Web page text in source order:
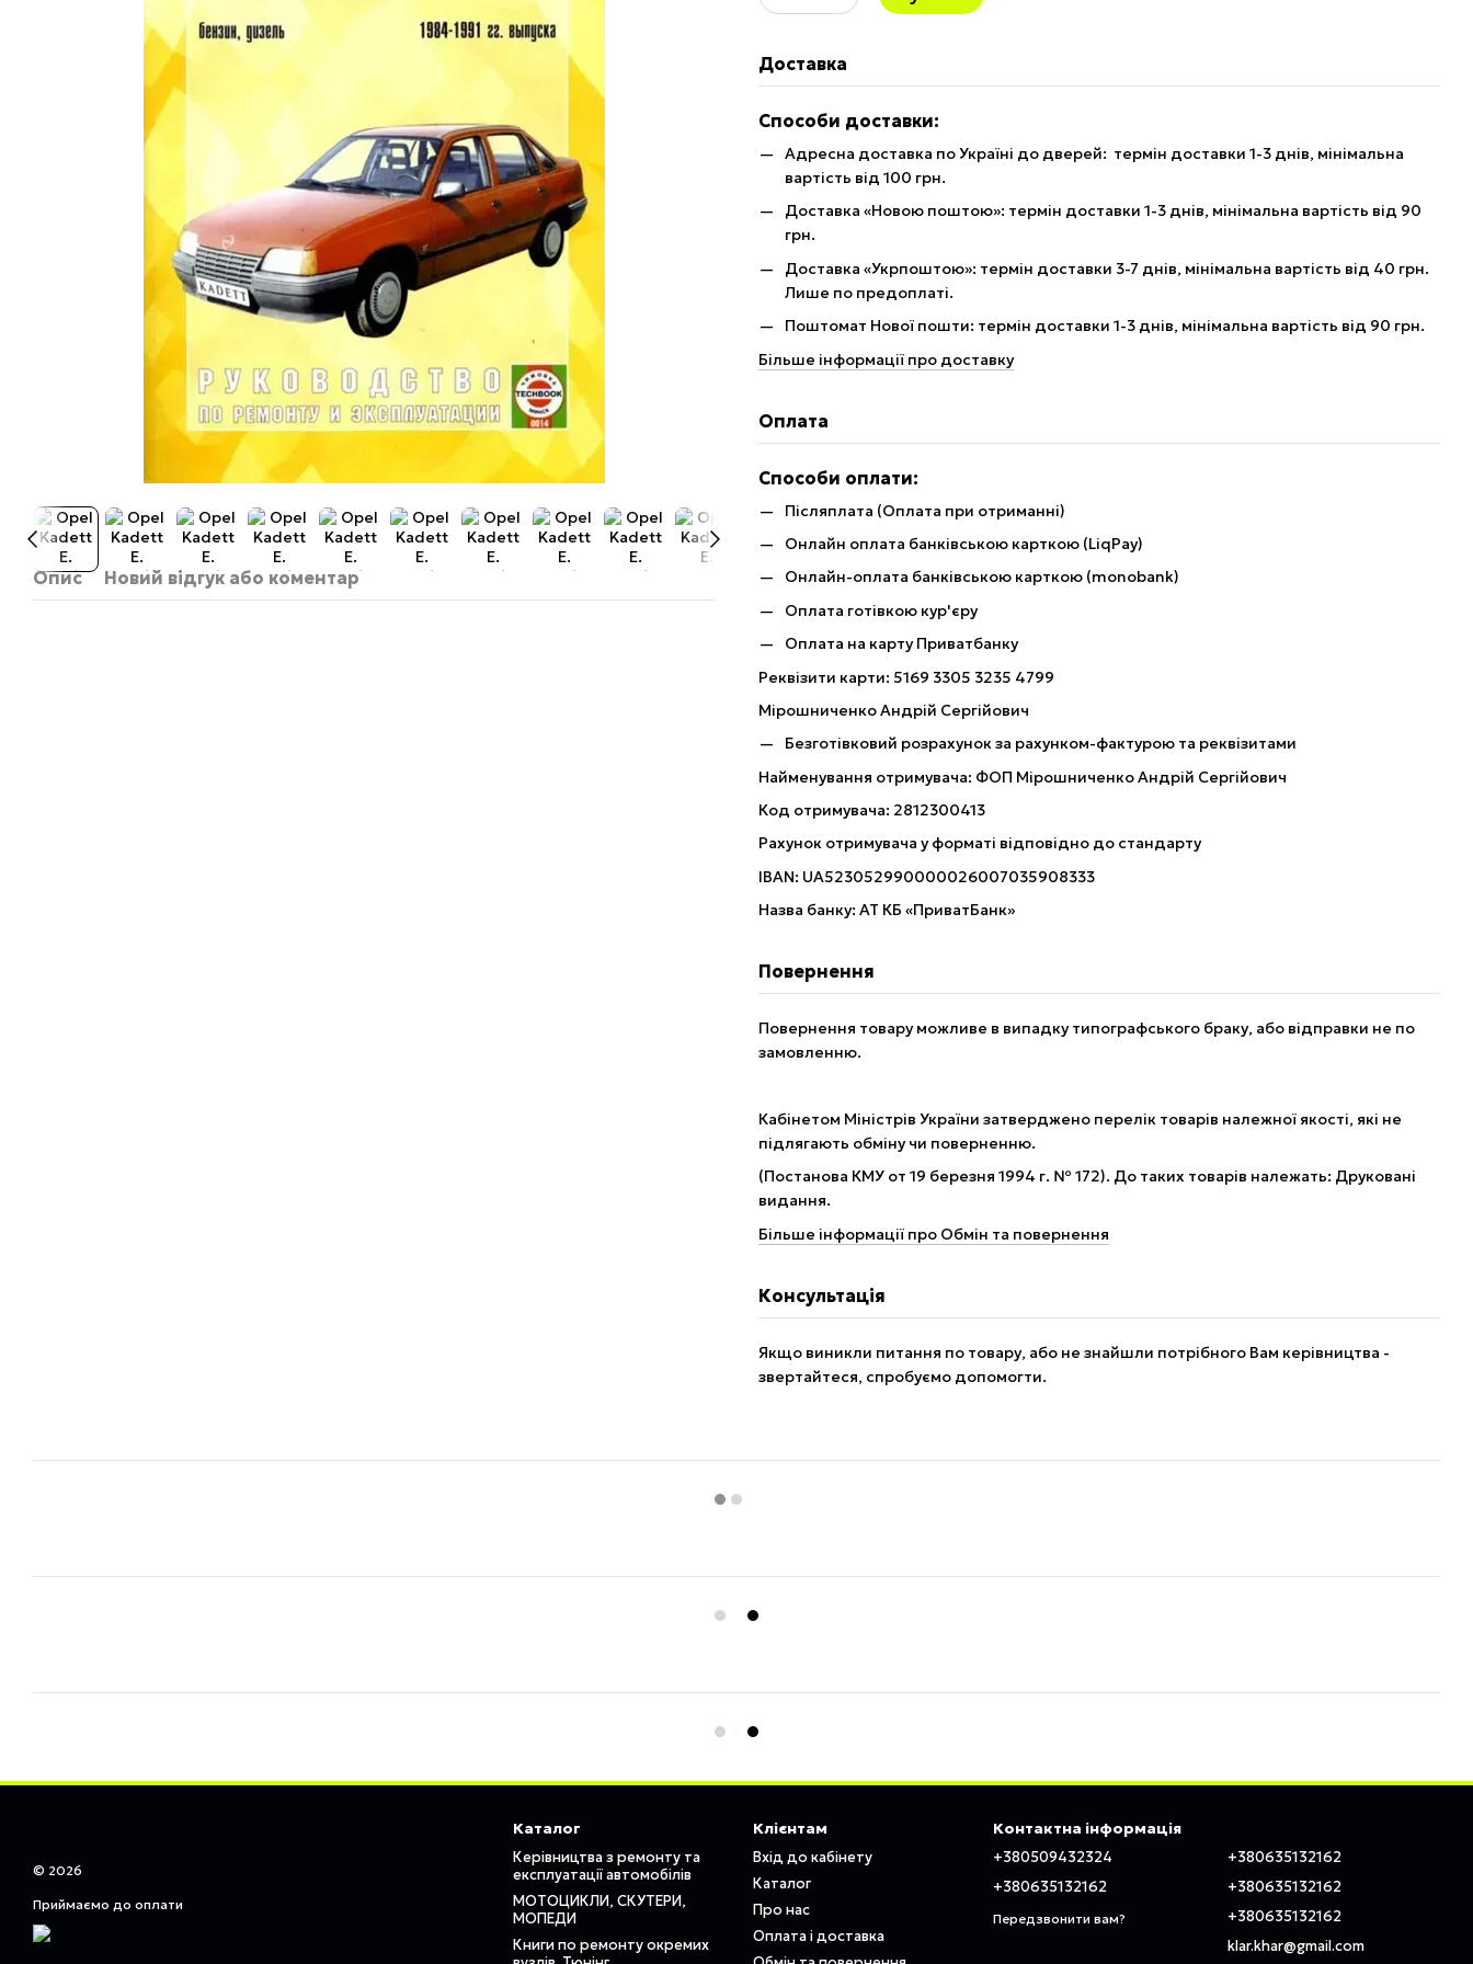
Опис Новий відгук або коментар
Доставка
Способи доставки:
Адресна доставка по Україні до дверей: термін доставки 1-3 днів, мінімальна
вартість від 100 грн.
Доставка «Новою поштою»: термін доставки 1-3 днів, мінімальна вартість від 90
грн.
Доставка «Укрпоштою»: термін доставки 3-7 днів, мінімальна вартість від 40 грн.
Лише по предоплаті.
Поштомат Нової пошти: термін доставки 1-3 днів, мінімальна вартість від 90 грн.
Більше інформації про доставку
Оплата
Способи оплати:
Післяплата (Оплата при отриманні)
Онлайн оплата банківською карткою (LiqPay)
Онлайн-оплата банківською карткою (monobank)
Оплата готівкою кур'єру
Оплата на карту Приватбанку
Реквізити карти: 5169 3305 3235 4799
Мірошниченко Андрій Сергійович
Безготівковий розрахунок за рахунком-фактурою та реквізитами
Найменування отримувача: ФОП Мірошниченко Андрій Сергійович
Код отримувача: 2812300413
Рахунок отримувача у форматі відповідно до стандарту
IBAN: UA523052990000026007035908333
Назва банку: АТ КБ «ПриватБанк»
Повернення
Повернення товару можливе в випадку типографського браку, або відправки не по
замовленню.
Кабінетом Міністрів України затверджено перелік товарів належної якості, які не
підлягають обміну чи поверненню.
(Постанова КМУ от 19 березня 1994 г. № 172). До таких товарів належать: Друковані
видання.
Більше інформації про Обмін та повернення
Консультація
Якщо виникли питання по товару, або не знайшли потрібного Вам керівництва -
звертайтеся, спробуємо допомогти.
© 2026
Приймаємо до оплати
Каталог
Керівництва з ремонту та
експлуатації автомобілів
МОТОЦИКЛИ, СКУТЕРИ,
МОПЕДИ
Книги по ремонту окремих
Клієнтам
Вхід до кабінету
Каталог
Про нас
Оплата і доставка
Контактна інформація
+380509432324
+380635132162
Передзвонити вам?
+380635132162
+380635132162
+380635132162
klar.khar@gmail.com